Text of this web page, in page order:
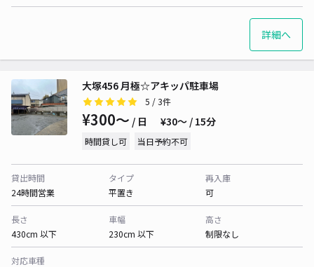
詳細へ
大塚456 月極☆アキッパ駐車場
5 / 3件
¥300〜 / 日 ¥30〜 / 15分
時間貸し可 当日予約不可
貸出時間
24時間営業
タイプ
平置き
再入庫
可
長さ
430cm 以下
車幅
230cm 以下
高さ
制限なし
対応車種